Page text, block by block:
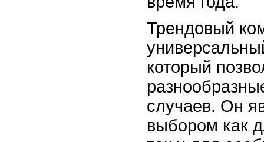
Трендовый
который
случаев. Он
выбором как